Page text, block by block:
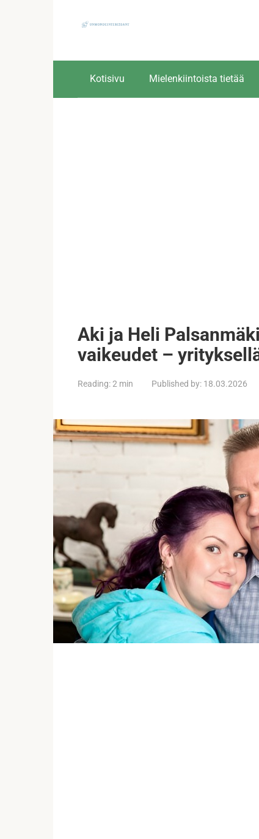
Kotisivu Mielenkiintoista tietää
Aki ja Heli
vaikeudet –
Reading:2 min Published by: 18.03.2026